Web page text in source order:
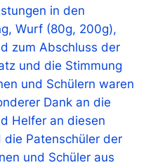
in den
Wurf (80g, 200g),
zum Abschluss der
und die Stimmung
und Schülern waren
Dank an die
Helfer an diesen
die Patenschüler der
und Schüler aus